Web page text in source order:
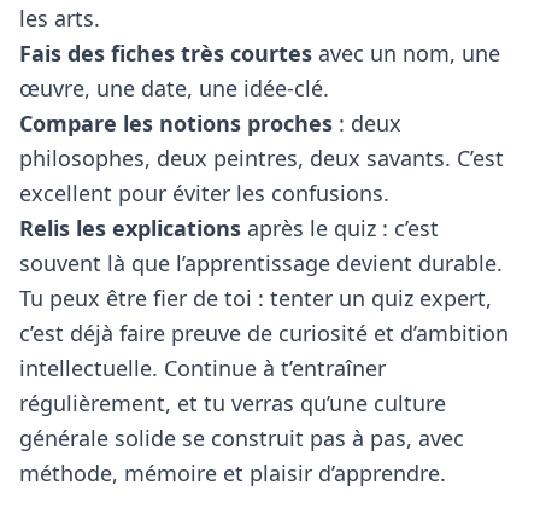
les arts.
Fais des fiches très courtes avec un nom, une
œuvre, une date, une idée-clé.
Compare les notions proches : deux
philosophes, deux peintres, deux savants. C’est
excellent pour éviter les confusions.
Relis les explications après le quiz : c’est
souvent là que l’apprentissage devient durable.
Tu peux être fier de toi : tenter un quiz expert,
c’est déjà faire preuve de curiosité et d’ambition
intellectuelle. Continue à t’entraîner
régulièrement, et tu verras qu’une culture
générale solide se construit pas à pas, avec
méthode, mémoire et plaisir d’apprendre.